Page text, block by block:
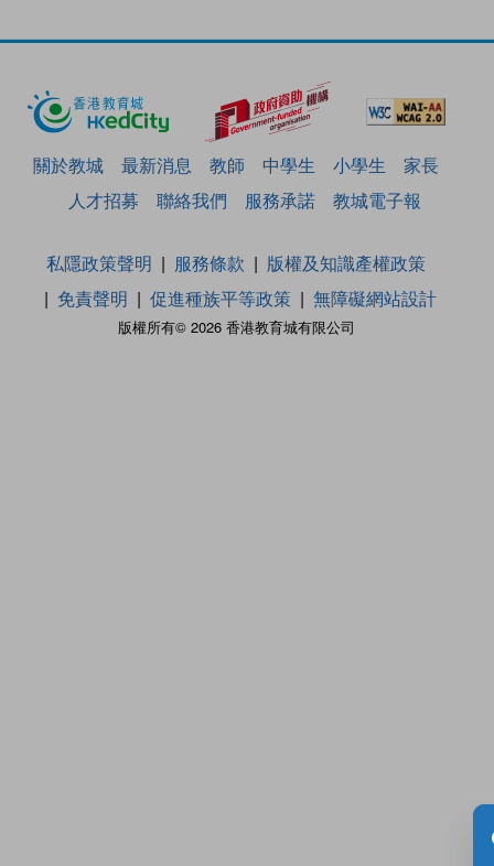
關於教城 最新消息 教師 中學生 小學生
家長
人才招募
聯絡我們 服務承諾 教城電子報
版權所有© 2026 香港教育城有限公司
私隱政策聲明 服務條款
版權及知識產權政策
免責聲明
促進種族平等政策 無障礙網站設計